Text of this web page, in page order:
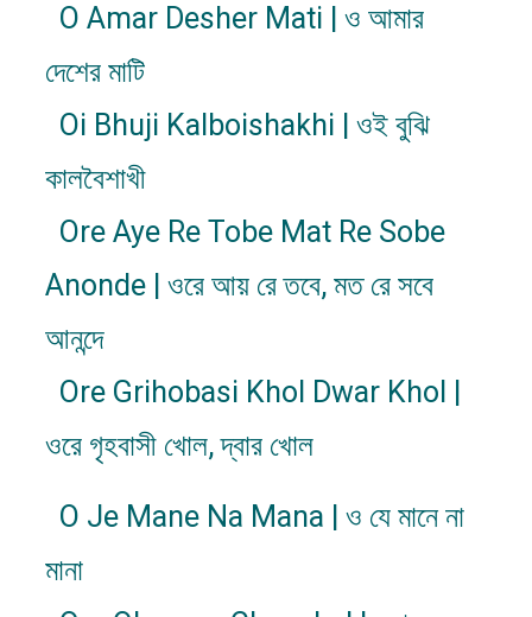
O Amar Desher Mati | ও আমার
দেশের মাটি
Oi Bhuji Kalboishakhi | ওই বুঝি
কালবৈশাখী
Ore Aye Re Tobe Mat Re Sobe
Anonde | ওরে আয় রে তবে, মত রে সবে
আনন্দে
Ore Grihobasi Khol Dwar Khol |
ওরে গৃহবাসী খোল, দ্বার খোল
O Je Mane Na Mana | ও যে মানে না
মানা